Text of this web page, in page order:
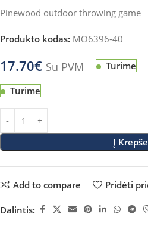
Pinewood outdoor throwing game
Produkto kodas: MO6396-40
17.70€ Su PVM Turime
Turime
Į
Add to compare Pridėti
Dalintis: